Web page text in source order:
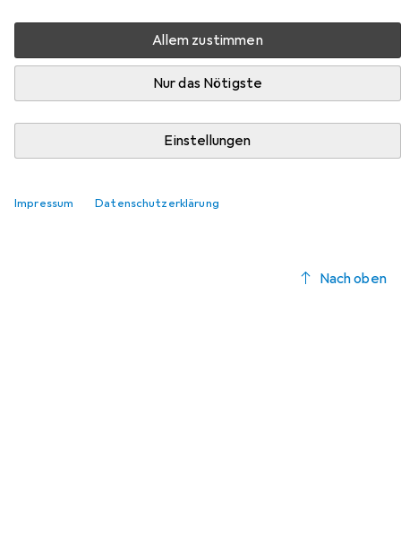
Allem zustimmen
Nur das Nötigste
Einstellungen
Impressum Datenschutzerklärung
Möbelgleiter + Schutzpuffer
Fix-o-mollTeppich-Gleiter
Nach oben